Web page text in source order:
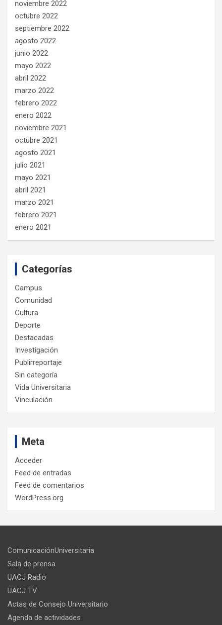
noviembre 2022
octubre 2022
septiembre 2022
agosto 2022
junio 2022
mayo 2022
abril 2022
marzo 2022
febrero 2022
enero 2022
noviembre 2021
octubre 2021
agosto 2021
julio 2021
mayo 2021
abril 2021
marzo 2021
febrero 2021
enero 2021
Categorías
Campus
Comunidad
Cultura
Deporte
Destacadas
Investigación
Publirreportaje
Sin categoría
Vida Universitaria
Vinculación
Meta
Acceder
Feed de entradas
Feed de comentarios
WordPress.org
ComunicaciónUniversitaria
Sala de prensa
UACJ Radio
UACJ TV
Actas de Consejo Universitario
Agenda de actividades